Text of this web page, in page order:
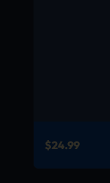
$24.99